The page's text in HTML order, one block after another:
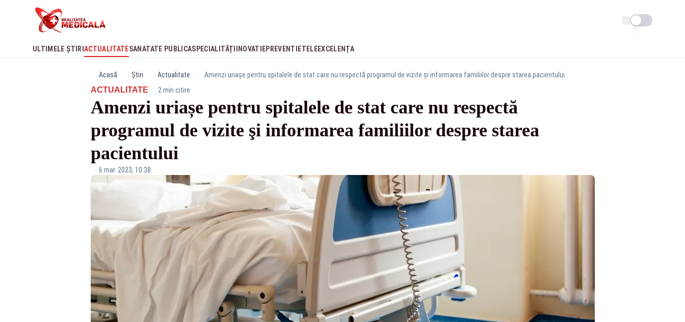
Schimba tema
ULTIMELE ȘTIRI ACTUALITATESANATATE PUBLICASPECIALITĂȚI INOVATIEPREVENTIETELEEXCELENȚA
Acasă Știri Actualitate Amenzi uriașe pentru spitalele de stat care nu respectă programul de vizite şi informarea familiilor despre starea pacientului
ACTUALITATE· 2 min citire
Amenzi uriașe pentru spitalele de stat care nu respectă
programul de vizite şi informarea familiilor despre starea
pacientului
6 mar. 2023, 10:38